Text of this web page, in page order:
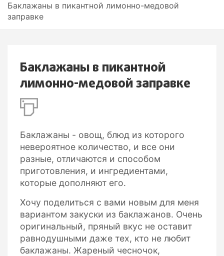
Баклажаны в пикантной лимонно-медовой
заправке
Баклажаны в пикантной
лимонно-медовой заправке
Баклажаны - овощ, блюд из которого
невероятное количество, и все они
разные, отличаются и способом
приготовления, и ингредиентами,
которые дополняют его.
Хочу поделиться с вами новым для меня
вариантом закуски из баклажанов. Очень
оригинальный, пряный вкус не оставит
равнодушными даже тех, кто не любит
баклажаны. Жареный чесночок,